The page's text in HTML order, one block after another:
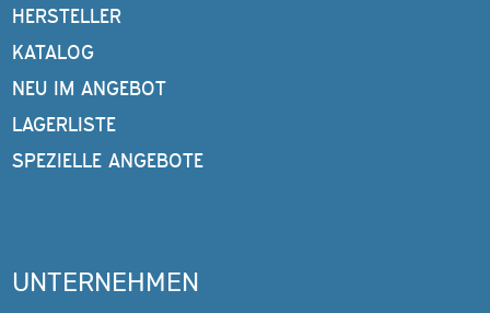
HERSTELLER
KATALOG
NEU IM ANGEBOT
LAGERLISTE
SPEZIELLE ANGEBOTE
UNTERNEHMEN